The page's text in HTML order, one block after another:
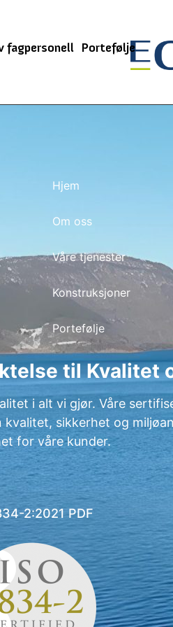
fagpersonell Portefølje
Hjem
Om oss
Våre tjenester
Konstruksjoner
Portefølje
til Kvalitet
i alt vi gjør. Våre
sikkerhet og
for våre kunder.
2:2021 PDF